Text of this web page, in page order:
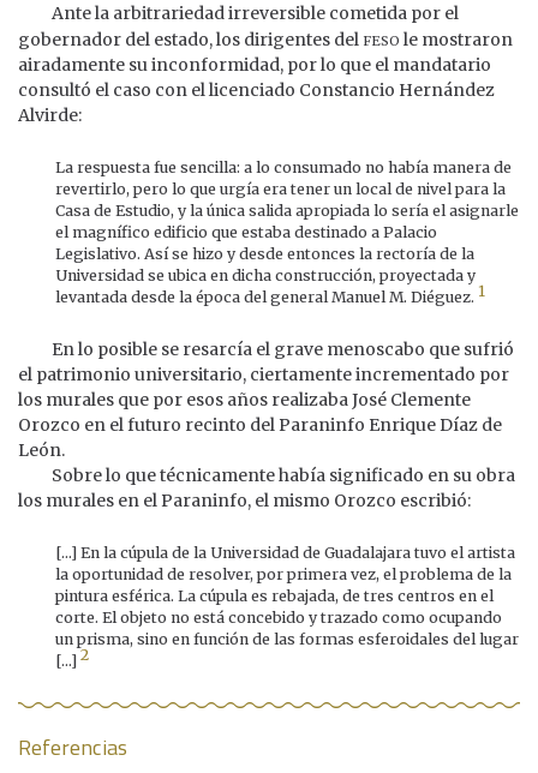
Ante la arbitrariedad irreversible cometida por el
gobernador del estado, los dirigentes del feso le mostraron
airadamente su inconformidad, por lo que el mandatario
consultó el caso con el licenciado Constancio Hernández
Alvirde:
La respuesta fue sencilla: a lo consumado no había manera de
revertirlo, pero lo que urgía era tener un local de nivel para la
Casa de Estudio, y la única salida apropiada lo sería el asignarle
el magnífico edificio que estaba destinado a Palacio
Legislativo. Así se hizo y desde entonces la rectoría de la
Universidad se ubica en dicha construcción, proyectada y
levantada desde la época del general Manuel M. Diéguez. 1
En lo posible se resarcía el grave menoscabo que sufrió
el patrimonio universitario, ciertamente incrementado por
los murales que por esos años realizaba José Clemente
Orozco en el futuro recinto del Paraninfo Enrique Díaz de
León.
Sobre lo que técnicamente había significado en su obra
los murales en el Paraninfo, el mismo Orozco escribió:
[...] En la cúpula de la Universidad de Guadalajara tuvo el artista
la oportunidad de resolver, por primera vez, el problema de la
pintura esférica. La cúpula es rebajada, de tres centros en el
corte. El objeto no está concebido y trazado como ocupando
un prisma, sino en función de las formas esferoidales del lugar
[...] 2
Referencias